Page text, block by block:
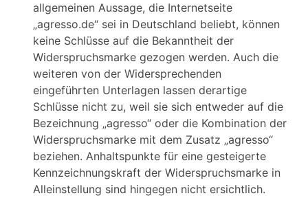
allgemeinen Aussage, die Internetseite
„agresso.de“ sei in Deutschland beliebt, können
keine Schlüsse auf die Bekanntheit der
Widerspruchsmarke gezogen werden. Auch die
weiteren von der Widersprechenden
eingeführten Unterlagen lassen derartige
Schlüsse nicht zu, weil sie sich entweder auf die
Bezeichnung „agresso“ oder die Kombination der
Widerspruchsmarke mit dem Zusatz „agresso“
beziehen. Anhaltspunkte für eine gesteigerte
Kennzeichnungskraft der Widerspruchsmarke in
Alleinstellung sind hingegen nicht ersichtlich.